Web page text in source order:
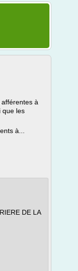
à
que les
à...
DE LA